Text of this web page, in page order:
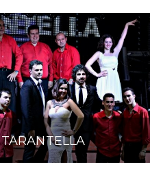
TARANTELLA